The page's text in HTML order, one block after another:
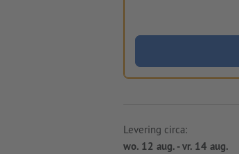
Levering circa:
wo. 12 aug. - vr. 14 aug.